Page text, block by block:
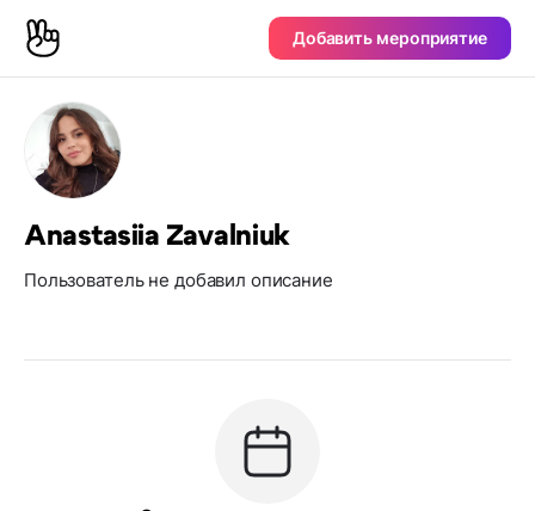
Добавить мероприятие
Anastasiia Zavalniuk
Пользователь не добавил описание